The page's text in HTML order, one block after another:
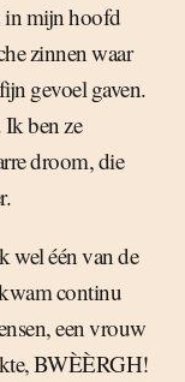
in mijn hoofd
zinnen waar
gevoel gaven.
ben ze
droom, die
wel één van de
continu
een vrouw
BWÈÈRGH!